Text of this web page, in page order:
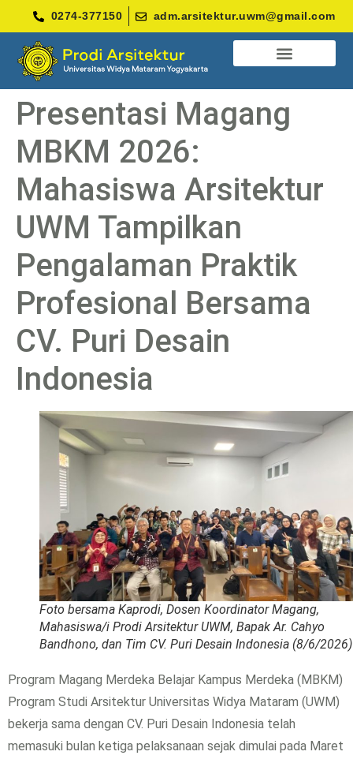
0274-377150 adm.arsitektur.uwm@gmail.com
Presentasi Magang
MBKM 2026:
Mahasiswa Arsitektur
UWM Tampilkan
Pengalaman Praktik
Profesional Bersama
CV. Puri Desain
Indonesia
Foto bersama Kaprodi, Dosen Koordinator Magang,
Mahasiswa/i Prodi Arsitektur UWM, Bapak Ar. Cahyo
Bandhono, dan Tim CV. Puri Desain Indonesia (8/6/2026)
Program Magang Merdeka Belajar Kampus Merdeka (MBKM)
Program Studi Arsitektur Universitas Widya Mataram (UWM)
bekerja sama dengan CV. Puri Desain Indonesia telah
memasuki bulan ketiga pelaksanaan sejak dimulai pada Maret